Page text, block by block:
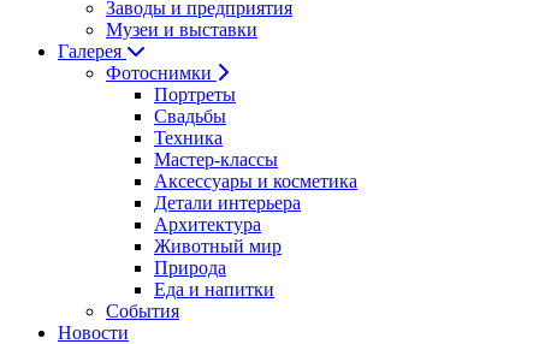
Заводы и предприятия
Музеи и выставки
Галерея
Фотоснимки
Портреты
Свадьбы
Техника
Мастер-классы
Аксессуары и косметика
Детали интерьера
Архитектура
Животный мир
Природа
Еда и напитки
События
Новости